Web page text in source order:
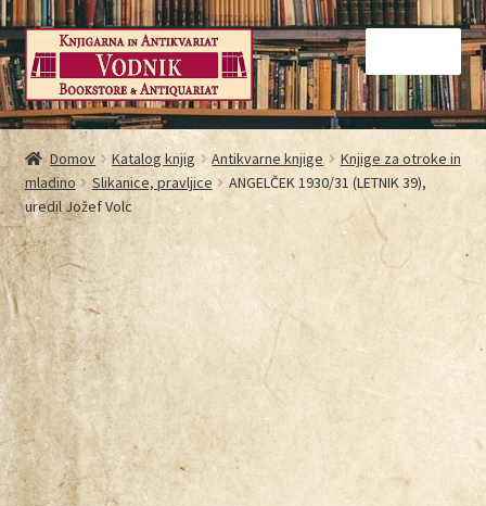
Domov
Galerija
Kontakt
Košarica
Moj račun
Način nakupovanja
Najbolj pogosta vprašanja
Domov Katalog knjig Antikvarne knjige
Knjige za otroke in
mladino
Slikanice, pravljice
ANGELČEK 1930/31 (LETNIK 39),
uredil Jožef Volc